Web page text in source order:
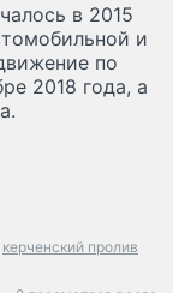
в 2015
и
по
2018 года, а
керченский пролив